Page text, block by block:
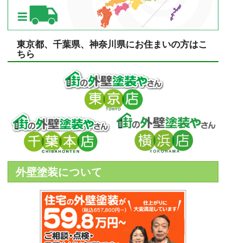
東京都、千葉県、神奈川県にお住まいの方はこ
ちら
外壁塗装について